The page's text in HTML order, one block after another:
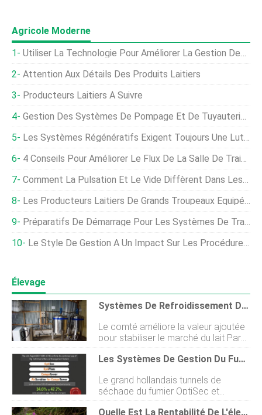
Agricole Moderne
Utiliser La Technologie Pour Améliorer La Gestion Des Cultures
Attention Aux Détails Des Produits Laitiers
Producteurs Laitiers À Suivre
Gestion Des Systèmes De Pompage Et De Tuyauterie En Aquaculture
Les Systèmes Régénératifs Exigent Toujours Une Lutte Antiparasitaire
4 Conseils Pour Améliorer Le Flux De La Salle De Traite Et Déstresser La Traite
Comment La Pulsation Et Le Vide Diffèrent Dans Les Systèmes De Traite Automatisés
Les Producteurs Laitiers De Grands Troupeaux Équipés De Systèmes De Traite Automatisés Ont Demandé À Participer À L'enquête
Préparatifs De Démarrage Pour Les Systèmes De Traite Conventionnels
Le Style De Gestion A Un Impact Sur Les Procédures De Traite Des Salles De Traite Rotatives
Élevage
Systèmes De Refroidissement Du Lait Gratuits Pour Les Producteurs Laitiers De Nakuru
Le comté améliore la valeur ajoutée
pour stabiliser le marché du lait Par
Jackosn Okata Le comté de Nakuru
mise sur la valeur ajoutée pour
cru afin de permettre aux
producteurs laitiers den tirer
pleinement parti. Les agriculteurs
Les Systèmes De Gestion Du Fumier De Big Dutchman Réduisent L'empreinte Carbone
Le grand hollandais tunnels de
séchage du fumier OptiSec et
OptiPlate aussi bien que Fermenteur
Quelle Est La Rentabilité De L'élevage Laitier ?